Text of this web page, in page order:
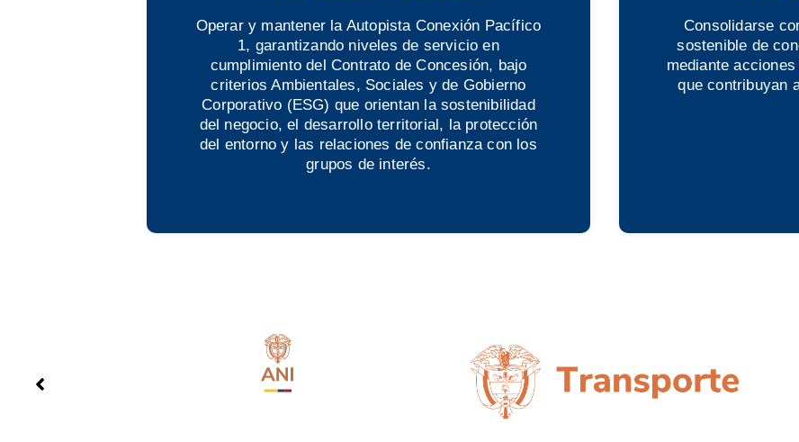
Operar y mantener la Autopista Conexión Pacífico
1, garantizando niveles de servicio en
cumplimiento del Contrato de Concesión, bajo
criterios Ambientales, Sociales y de Gobierno
Corporativo (ESG) que orientan la sostenibilidad
del negocio, el desarrollo territorial, la protección
del entorno y las relaciones de confianza con los
grupos de interés.
Consolidarse
sostenible de
mediante
que contribuyan